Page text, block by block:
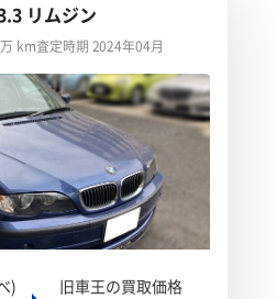
リムジン
km査定時期 2024年04月
) 旧車王の買取価格